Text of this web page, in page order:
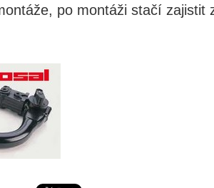
po montáži stačí zajistit